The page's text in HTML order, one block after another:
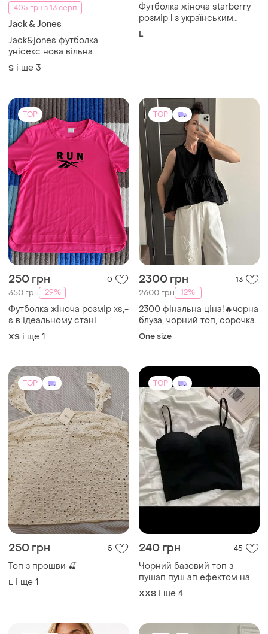
405 грн з 13 серп
Jack & Jones
Jack&jones футболка
унісекс нова вільна
органічна 100% бавовна
оригінал
S і ще 3
Футболка жіноча starberry
розмір l з українським
принтом
L
TOP
250 грн 0
350 грн -29%
Футболка жіноча розмір xs,-
s в ідеальному стані
ХS і ще 1
TOP
2300 грн 13
2600 грн -12%
2300 фінальна ціна!🔥чорна
блуза, чорний топ, сорочка
з баскою, корея
One size
TOP
250 грн 5
Топ з прошви 🍒
L і ще 1
TOP
240 грн 45
Чорний базовий топ з
пушап пуш ап ефектом на
тонких бретельках
XХS і ще 4